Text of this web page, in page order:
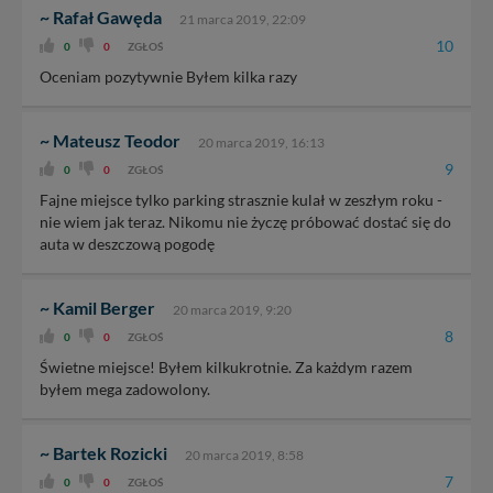
~ Rafał Gawęda 21 marca 2019, 22:09
0 0 ZGŁOŚ 10
Oceniam pozytywnie Byłem kilka razy
~ Mateusz Teodor 20 marca 2019, 16:13
0 0 ZGŁOŚ 9
Fajne miejsce tylko parking strasznie kulał w zeszłym roku -
nie wiem jak teraz. Nikomu nie życzę próbować dostać się do
auta w deszczową pogodę
~ Kamil Berger 20 marca 2019, 9:20
0 0 ZGŁOŚ 8
Świetne miejsce! Byłem kilkukrotnie. Za każdym razem
byłem mega zadowolony.
~ Bartek Rozicki 20 marca 2019, 8:58
0 0 ZGŁOŚ 7